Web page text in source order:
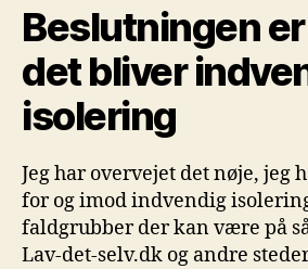
Beslutningen
det bliver
isolering
Jeg har overvejet det nøje, jeg
for og imod indvendig
faldgrubber der kan være på
Lav-det-selv.dk og andre